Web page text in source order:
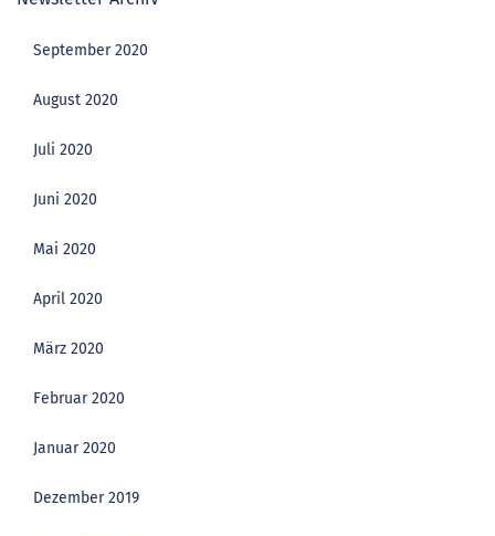
September 2020
August 2020
Juli 2020
Juni 2020
Mai 2020
April 2020
März 2020
Februar 2020
Januar 2020
Dezember 2019